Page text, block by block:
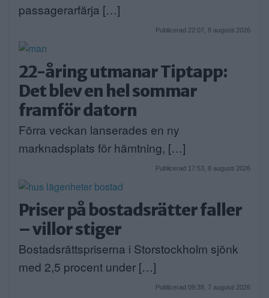
passagerarfärja […]
Publicerad 22:07, 8 augusti 2026
22-åring utmanar Tiptapp:
Det blev en hel sommar
framför datorn
Förra veckan lanserades en ny
marknadsplats för hämtning, […]
Publicerad 17:53, 8 augusti 2026
Priser på bostadsrätter faller
– villor stiger
Bostadsrättspriserna i Storstockholm sjönk
med 2,5 procent under […]
Publicerad 09:38, 7 augusti 2026